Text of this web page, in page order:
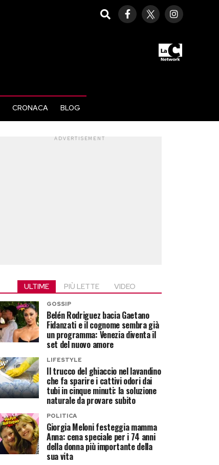
CRONACA BLOG
ADVERTISEMENT
ULTIME PIÙ LETTE VIDEO
GOSSIP
Belén Rodriguez bacia Gaetano
Fidanzati e il cognome sembra già
un programma: Venezia diventa il
set del nuovo amore
LIFESTYLE
Il trucco del ghiaccio nel lavandino
che fa sparire i cattivi odori dai
tubi in cinque minuti: la soluzione
naturale da provare subito
POLITICA
Giorgia Meloni festeggia mamma
Anna: cena speciale per i 74 anni
della donna più importante della
sua vita